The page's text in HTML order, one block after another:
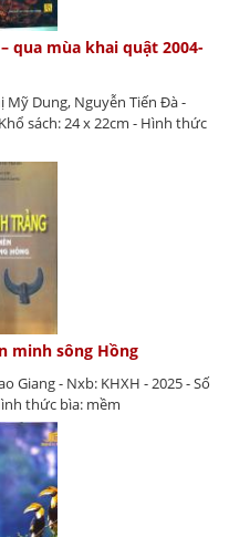
qua mùa khai quật 2004-
Mỹ Dung, Nguyễn Tiến Đà -
sách: 24 x 22cm - Hình thức
minh sông Hồng
Giang - Nxb: KHXH - 2025 - Số
thức bìa: mềm